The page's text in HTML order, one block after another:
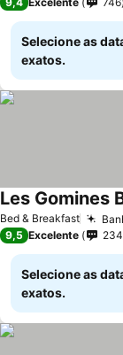
Selecione as
exatos.
Bed & Breakfast
Les Gomines
9,5 Excelente 234
Selecione as
exatos.